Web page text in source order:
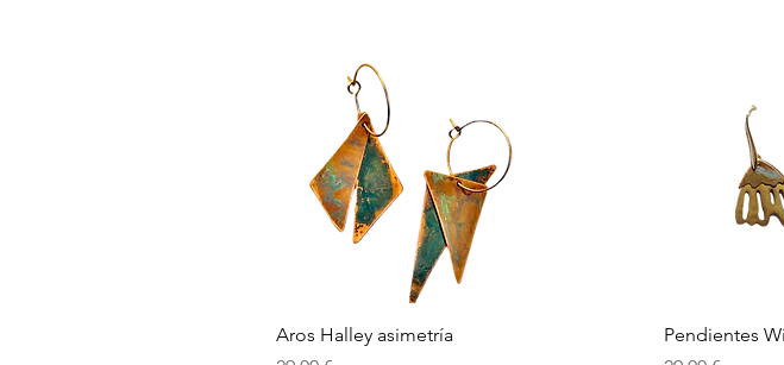
Vista rápida
Aros Halley asimetría
Pendientes